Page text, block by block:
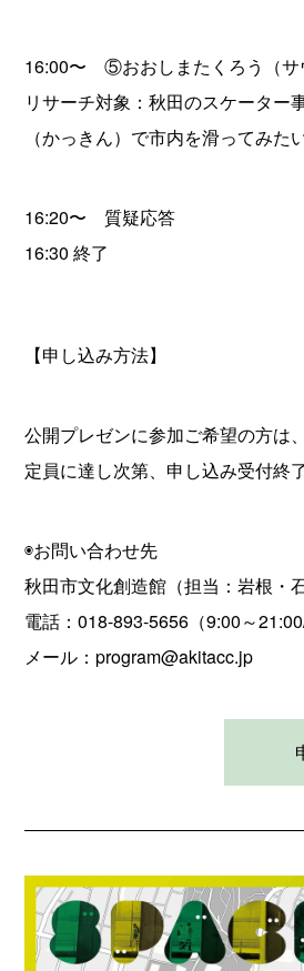
16:00〜 ⑤おおしまたくろう（サ
リサーチ対象：秋田のスケーター
（かっきん）で市内を滑ってみたい
16:20〜 質疑応答
16:30 終了
【申し込み方法】
公開プレゼンに参加ご希望の方は
定員に達し次第、申し込み受付終
◉お問い合わせ先
秋田市文化創造館（担当：岩根・
電話：018-893-5656（9:00～
メール：program@akitacc.jp